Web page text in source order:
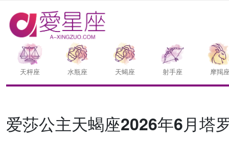
天枰座 水瓶座 天蝎座 射手座 摩羯
爱莎公主天蝎座2026年6月塔